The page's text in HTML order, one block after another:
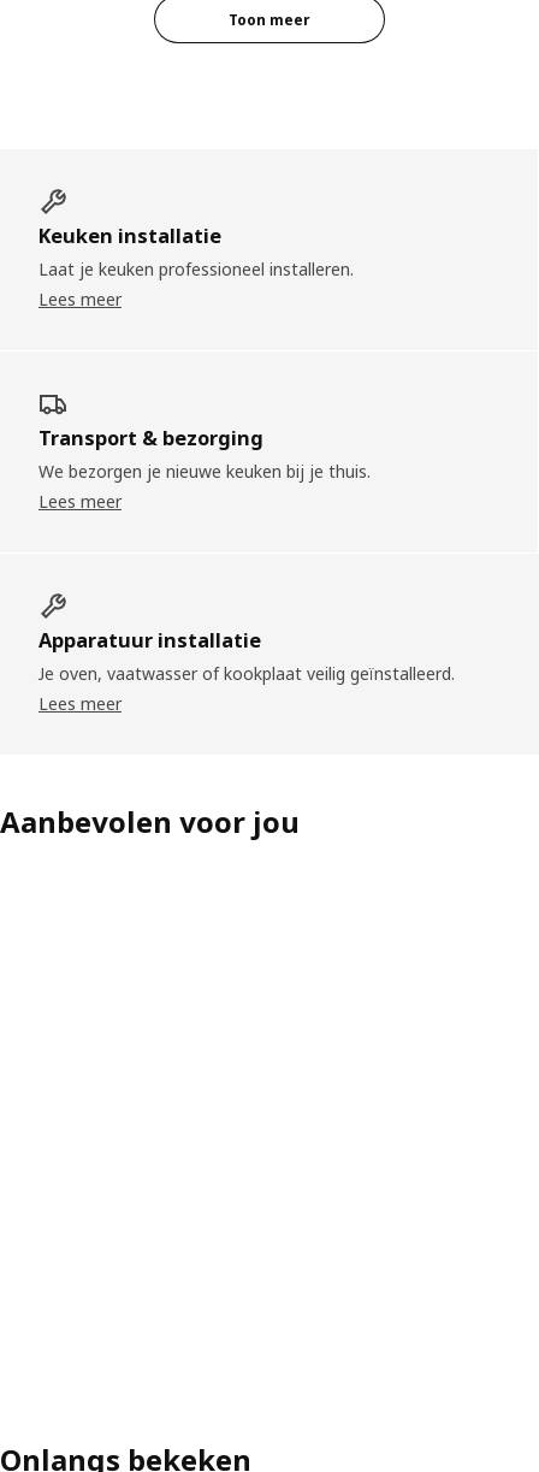
Toon meer
Keuken installatie
Laat je keuken professioneel installeren.
Lees meer
Transport & bezorging
We bezorgen je nieuwe keuken bij je thuis.
Lees meer
Apparatuur installatie
Je oven, vaatwasser of kookplaat veilig geïnstalleerd.
Lees meer
Aanbevolen voor jou
Onlangs bekeken